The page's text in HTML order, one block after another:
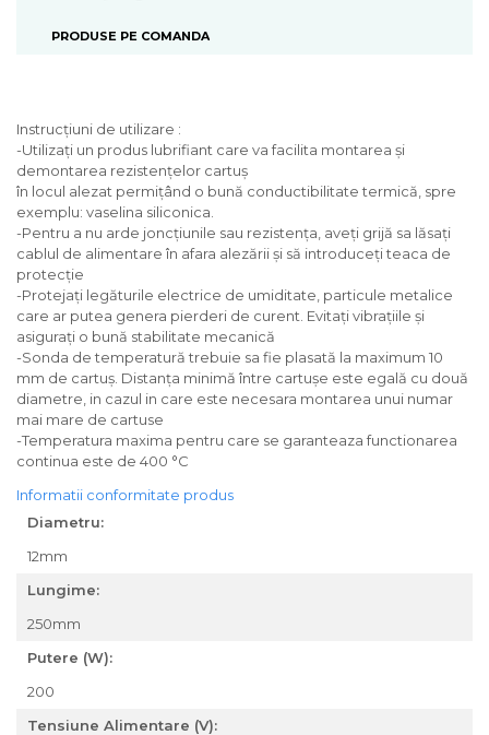
PRODUSE PE COMANDA
Instrucţiuni de utilizare :
-Utilizaţi un produs lubrifiant care va facilita montarea şi
demontarea rezistenţelor cartuş
în locul alezat permiţând o bună conductibilitate termică, spre
exemplu: vaselina siliconica.
-Pentru a nu arde joncţiunile sau rezistenţa, aveţi grijă sa lăsaţi
cablul de alimentare în afara alezării şi să introduceţi teaca de
protecţie
-Protejaţi legăturile electrice de umiditate, particule metalice
care ar putea genera pierderi de curent. Evitaţi vibraţiile şi
asiguraţi o bună stabilitate mecanică
-Sonda de temperatură trebuie sa fie plasată la maximum 10
mm de cartuş. Distanţa minimă între cartuşe este egală cu două
diametre, in cazul in care este necesara montarea unui numar
mai mare de cartuse
-Temperatura maxima pentru care se garanteaza functionarea
continua este de 400 °C
Informatii conformitate produs
Diametru:
12mm
Lungime:
250mm
Putere (W):
200
Tensiune Alimentare (V):